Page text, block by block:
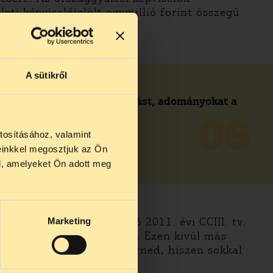
A sütikről
valamint
megosztjuk az Ön
amelyeket Ön adott meg
Marketing
képviselőjelölt egymillió forint összegű
választási kampány
Elfogadhatok-e támogatást, adományokat a
BŐVEBBEN
választásáról szóló 2011. évi CCIII. tv.
XXXVI. törvény (Ve.). Ezen kívül más
nem kell teljesen ismerned, hiszen sokkal
27 és
25-én